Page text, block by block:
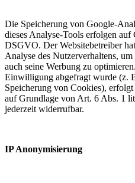
Die Speicherung von Google-
dieses Analyse-Tools erfolgen
DSGVO. Der Websitebetreiber
Analyse des Nutzerverhaltens,
auch seine Werbung zu
Einwilligung abgefragt wurde (z.
Speicherung von Cookies),
auf Grundlage von Art. 6 Abs. 1
jederzeit widerrufbar.
IP Anonymisierung